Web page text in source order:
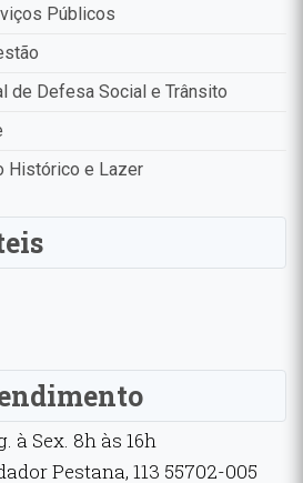
Públicos
de Defesa Social e Trânsito
Histórico e Lazer
à Sex. 8h às 16h
Pestana, 113 55702-005